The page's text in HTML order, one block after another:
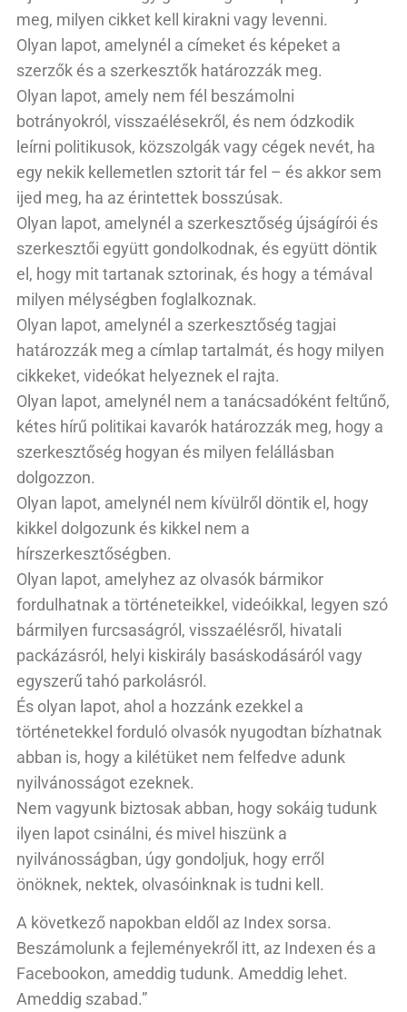
meg, milyen cikket kell kirakni vagy levenni.
Olyan lapot, amelynél a címeket és képeket a
szerzők és a szerkesztők határozzák meg.
Olyan lapot, amely nem fél beszámolni
botrányokról, visszaélésekről, és nem ódzkodik
leírni politikusok, közszolgák vagy cégek nevét, ha
egy nekik kellemetlen sztorit tár fel – és akkor sem
ijed meg, ha az érintettek bosszúsak.
Olyan lapot, amelynél a szerkesztőség újságírói és
szerkesztői együtt gondolkodnak, és együtt döntik
el, hogy mit tartanak sztorinak, és hogy a témával
milyen mélységben foglalkoznak.
Olyan lapot, amelynél a szerkesztőség tagjai
határozzák meg a címlap tartalmát, és hogy milyen
cikkeket, videókat helyeznek el rajta.
Olyan lapot, amelynél nem a tanácsadóként feltűnő,
kétes hírű politikai kavarók határozzák meg, hogy a
szerkesztőség hogyan és milyen felállásban
dolgozzon.
Olyan lapot, amelynél nem kívülről döntik el, hogy
kikkel dolgozunk és kikkel nem a
hírszerkesztőségben.
Olyan lapot, amelyhez az olvasók bármikor
fordulhatnak a történeteikkel, videóikkal, legyen szó
bármilyen furcsaságról, visszaélésről, hivatali
packázásról, helyi kiskirály basáskodásáról vagy
egyszerű tahó parkolásról.
És olyan lapot, ahol a hozzánk ezekkel a
történetekkel forduló olvasók nyugodtan bízhatnak
abban is, hogy a kilétüket nem felfedve adunk
nyilvánosságot ezeknek.
Nem vagyunk biztosak abban, hogy sokáig tudunk
ilyen lapot csinálni, és mivel hiszünk a
nyilvánosságban, úgy gondoljuk, hogy erről
önöknek, nektek, olvasóinknak is tudni kell.
A következő napokban eldől az Index sorsa.
Beszámolunk a fejleményekről itt, az Indexen és a
Facebookon, ameddig tudunk. Ameddig lehet.
Ameddig szabad.”